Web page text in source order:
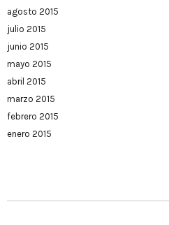
agosto 2015
julio 2015
junio 2015
mayo 2015
abril 2015
marzo 2015
febrero 2015
enero 2015